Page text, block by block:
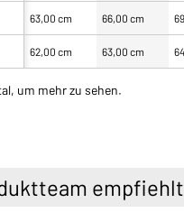
63,00 cm 66,00 cm
62,00 cm 63,00 cm
um mehr zu sehen.